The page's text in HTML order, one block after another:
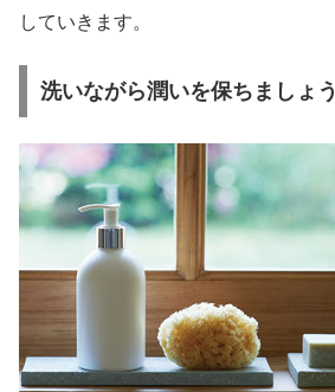
していきます。
洗いながら潤いを保ちましょう